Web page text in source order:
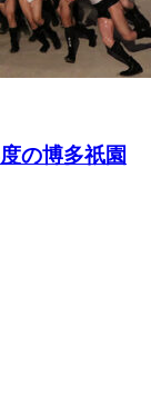
の博多祇園